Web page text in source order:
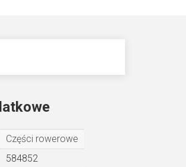
Części rowerowe
584852